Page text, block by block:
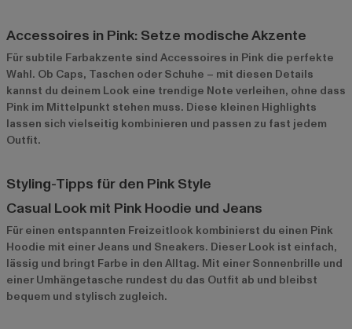
Accessoires in Pink: Setze modische Akzente
Für subtile Farbakzente sind Accessoires in Pink die perfekte
Wahl. Ob Caps, Taschen oder Schuhe – mit diesen Details
kannst du deinem Look eine trendige Note verleihen, ohne dass
Pink im Mittelpunkt stehen muss. Diese kleinen Highlights
lassen sich vielseitig kombinieren und passen zu fast jedem
Outfit.
Styling-Tipps für den Pink Style
Casual Look mit Pink Hoodie und Jeans
Für einen entspannten Freizeitlook kombinierst du einen Pink
Hoodie mit einer Jeans und Sneakers. Dieser Look ist einfach,
lässig und bringt Farbe in den Alltag. Mit einer Sonnenbrille und
einer Umhängetasche rundest du das Outfit ab und bleibst
bequem und stylisch zugleich.